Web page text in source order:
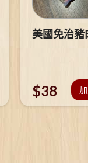
美國免治豬
$38